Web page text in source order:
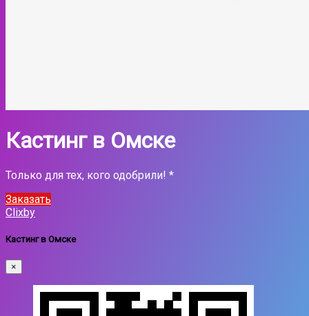
Кастинг в Омске
Только для тех, кого одобрили! *
Заказать
Clixby
Кастинг в Омске
×